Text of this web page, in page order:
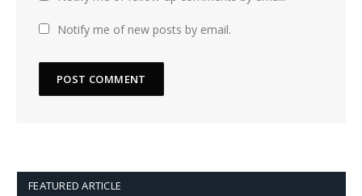
Notify me of new posts by email.
FEATURED ARTICLE